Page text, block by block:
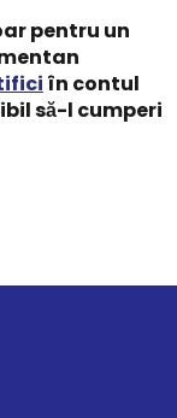
pentru un
în contul
să-l cumperi